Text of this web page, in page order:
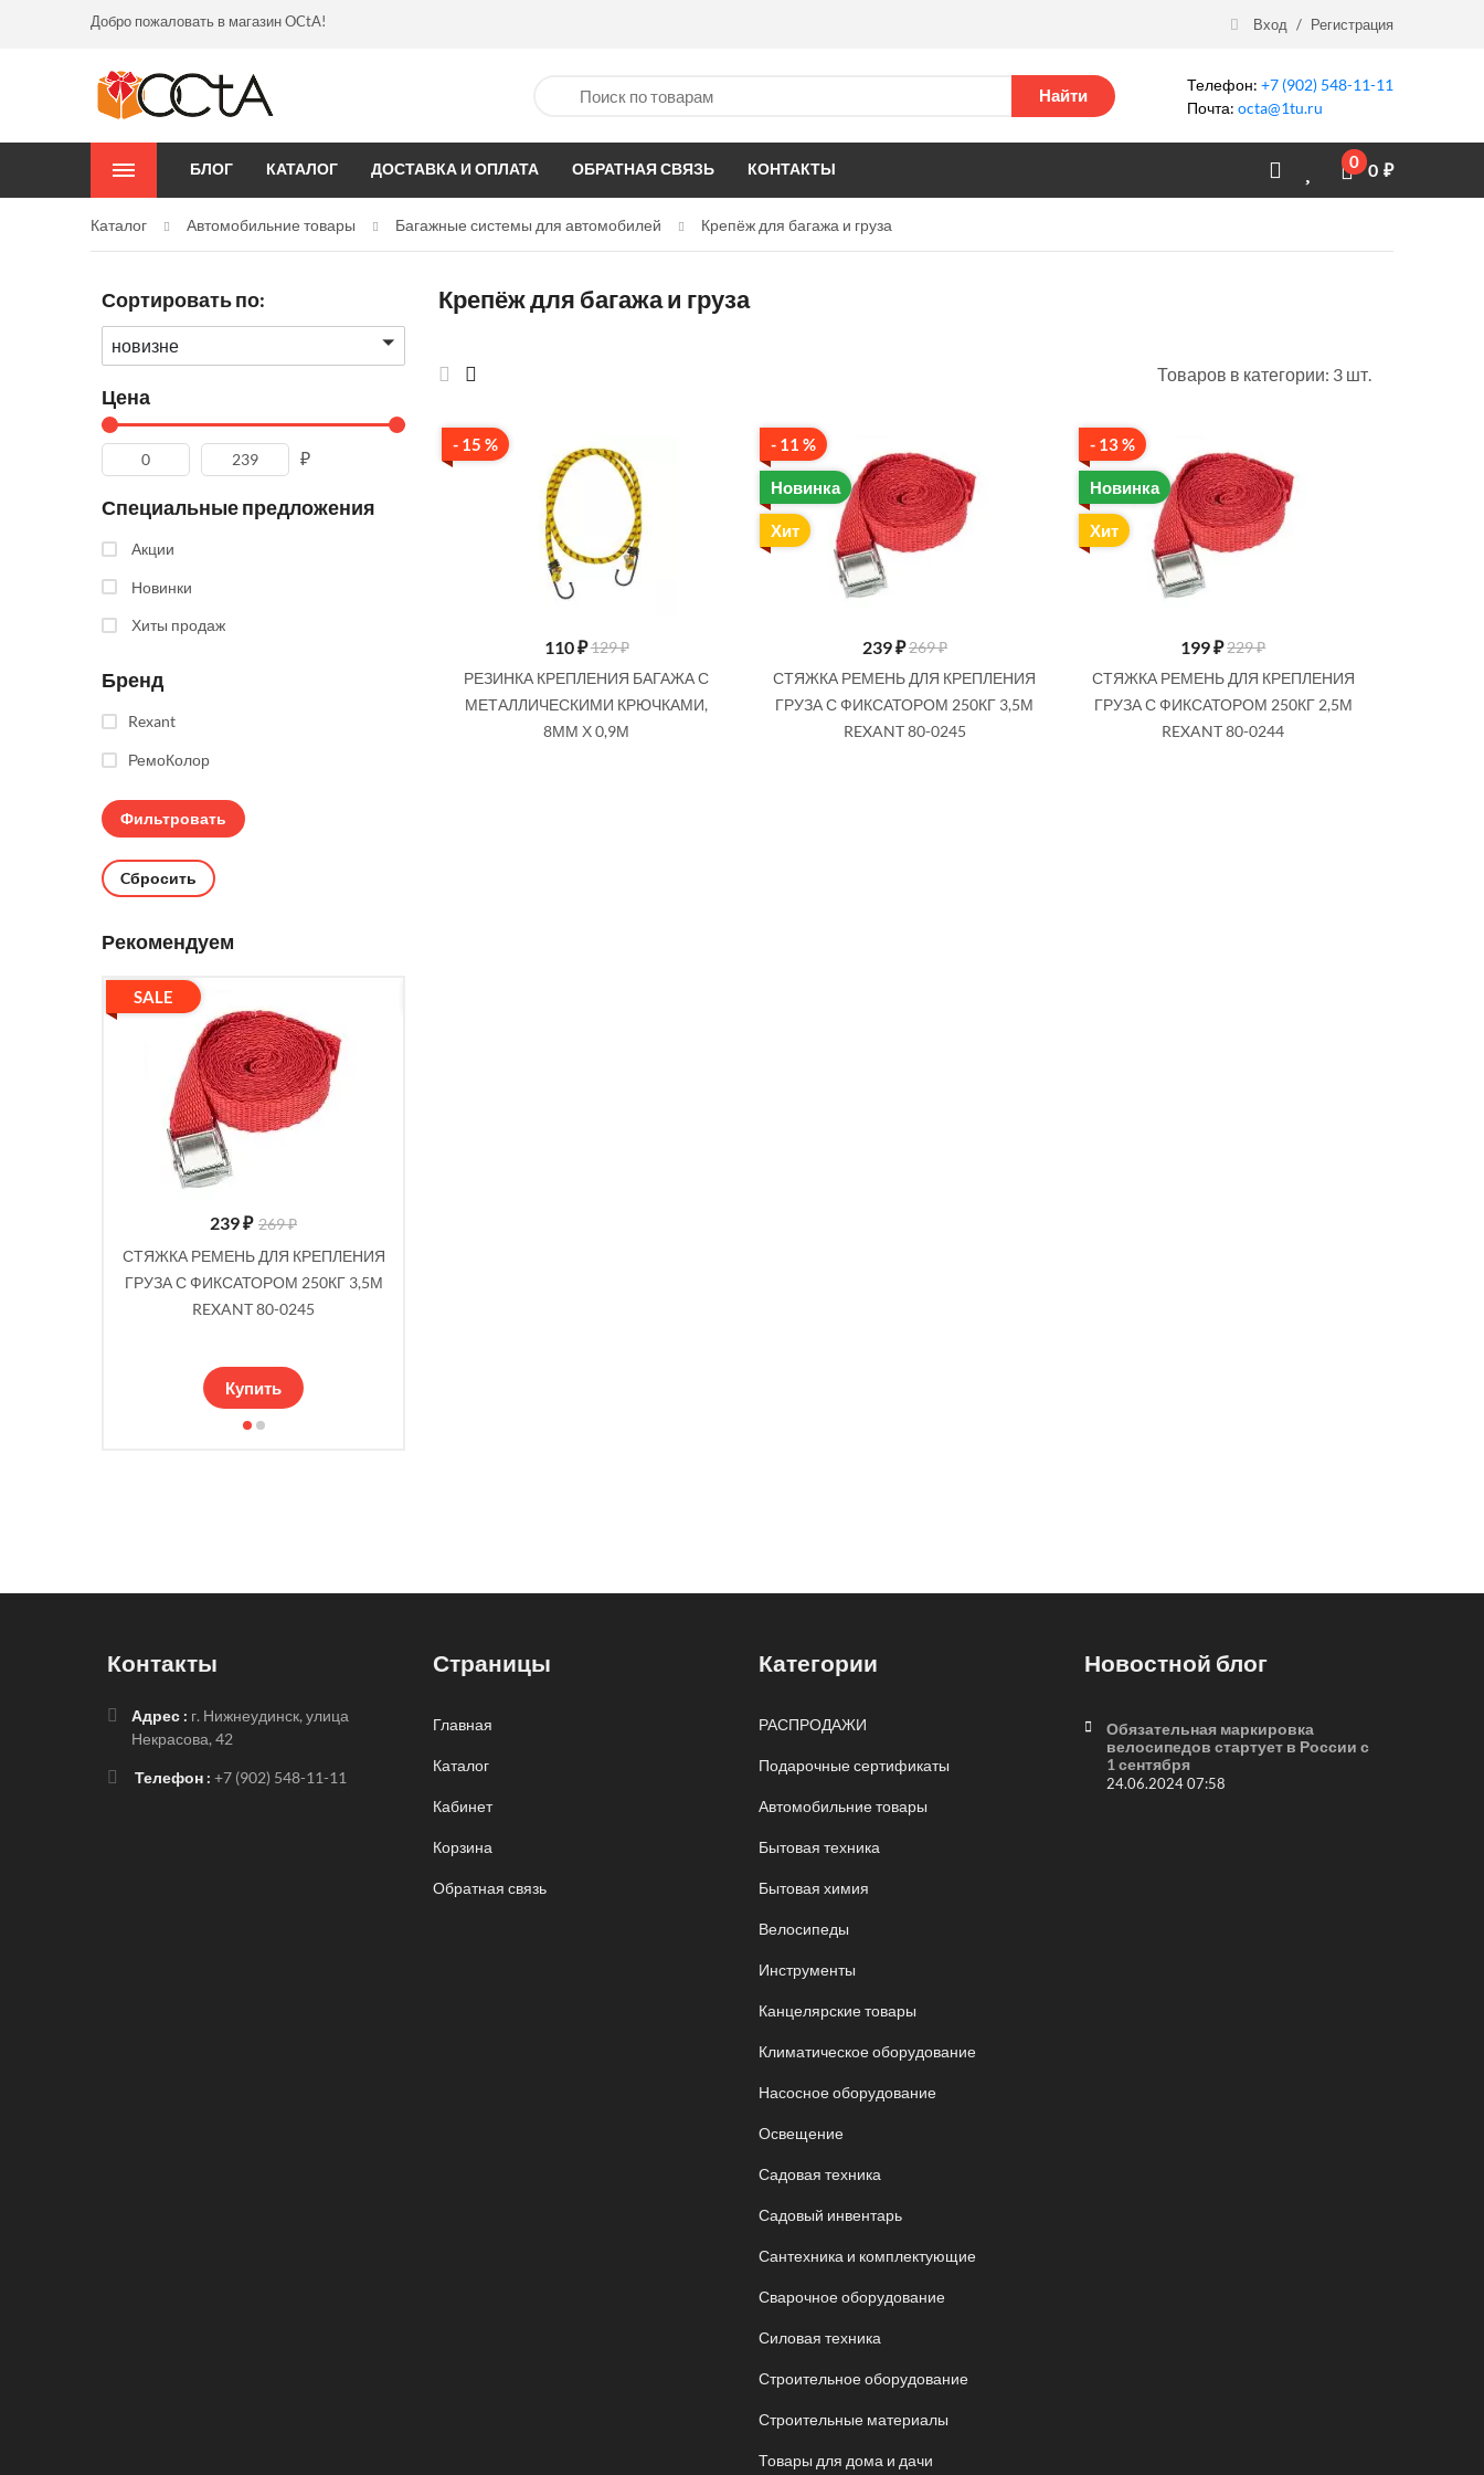
Добро пожаловать в магазин OCtA! Вход / Регистрация
Найти
Телефон: +7 (902) 548-11-11
Почта: octa@1tu.ru
БЛОГ КАТАЛОГ ДОСТАВКА И ОПЛАТА ОБРАТНАЯ СВЯЗЬ КОНТАКТЫ 0 0 ₽
Каталог Автомобильние товары Багажные системы для автомобилей Крепёж для багажа и груза
Сортировать по:
новизне
Цена
₽
Специальные предложения
Акции
Новинки
Хиты продаж
Бренд
Rexant
РемоКолор
Cбросить
Рекомендуем
SALE
239₽ 269 ₽
СТЯЖКА РЕМЕНЬ ДЛЯ КРЕПЛЕНИЯ
ГРУЗА С ФИКСАТОРОМ 250КГ 3,5М
REXANT 80-0245
Купить
Крепёж для багажа и груза
Товаров в категории: 3 шт.
- 15 %
110₽129 ₽
РЕЗИНКА КРЕПЛЕНИЯ БАГАЖА С
МЕТАЛЛИЧЕСКИМИ КРЮЧКАМИ,
8ММ Х 0,9М
- 11 %
Новинка
Хит
239₽269 ₽
СТЯЖКА РЕМЕНЬ ДЛЯ КРЕПЛЕНИЯ
ГРУЗА С ФИКСАТОРОМ 250КГ 3,5М
REXANT 80-0245
- 13 %
Новинка
Хит
199₽229 ₽
СТЯЖКА РЕМЕНЬ ДЛЯ КРЕПЛЕНИЯ
ГРУЗА С ФИКСАТОРОМ 250КГ 2,5М
REXANT 80-0244
Контакты
Адрес : г. Нижнеудинск, улица
Некрасова, 42
Телефон : +7 (902) 548-11-11
Страницы
Главная
Каталог
Кабинет
Корзина
Обратная связь
Категории
РАСПРОДАЖИ
Подарочные сертификаты
Автомобильние товары
Бытовая техника
Бытовая химия
Велосипеды
Инструменты
Канцелярские товары
Климатическое оборудование
Насосное оборудование
Освещение
Садовая техника
Садовый инвентарь
Сантехника и комплектующие
Сварочное оборудование
Силовая техника
Строительное оборудование
Строительные материалы
Товары для дома и дачи
Новостной блог
Обязательная маркировка
велосипедов стартует в России с
1 сентября
24.06.2024 07:58